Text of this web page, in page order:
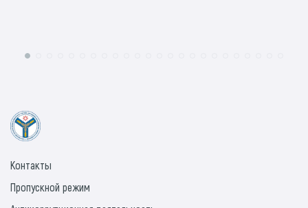
Контакты
Пропускной режим